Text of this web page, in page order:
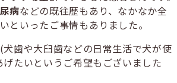
病などの既往歴もあり、なかなか全
といったご事情もありました。
歯や大臼歯などの日常生活で犬が使
たいというご希望もございました